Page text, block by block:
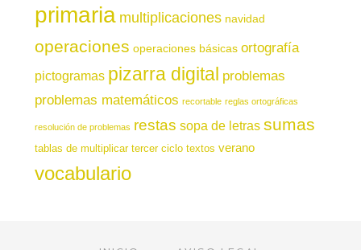
primaria multiplicaciones navidad
operaciones operaciones básicas ortografía
pictogramas pizarra digital problemas
problemas matemáticos recortable reglas ortográficas
resolución de problemas restas sopa de letras sumas
tablas de multiplicar tercer ciclo textos verano
vocabulario